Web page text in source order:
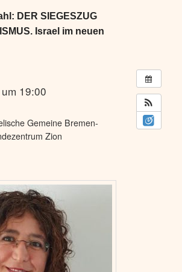
DER SIEGESZUG
Israel im neuen
19:00
Gemeine Bremen-
Zion